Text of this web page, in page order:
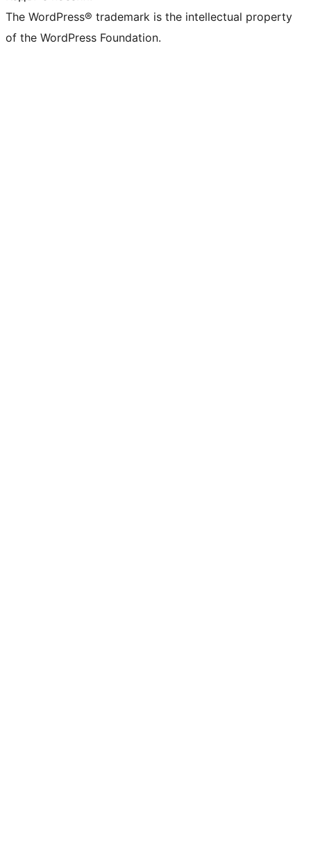
The WordPress® trademark is the intellectual property
of the WordPress Foundation.